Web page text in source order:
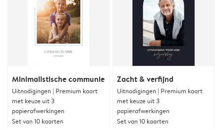
Minimalistische communie
Uitnodigingen | Premium kaart
met keuze uit 3
papierafwerkingen
Set van 10 kaarten
Zacht & verfijnd
Uitnodigingen | Premium kaart
met keuze uit 3
papierafwerkingen
Set van 10 kaarten